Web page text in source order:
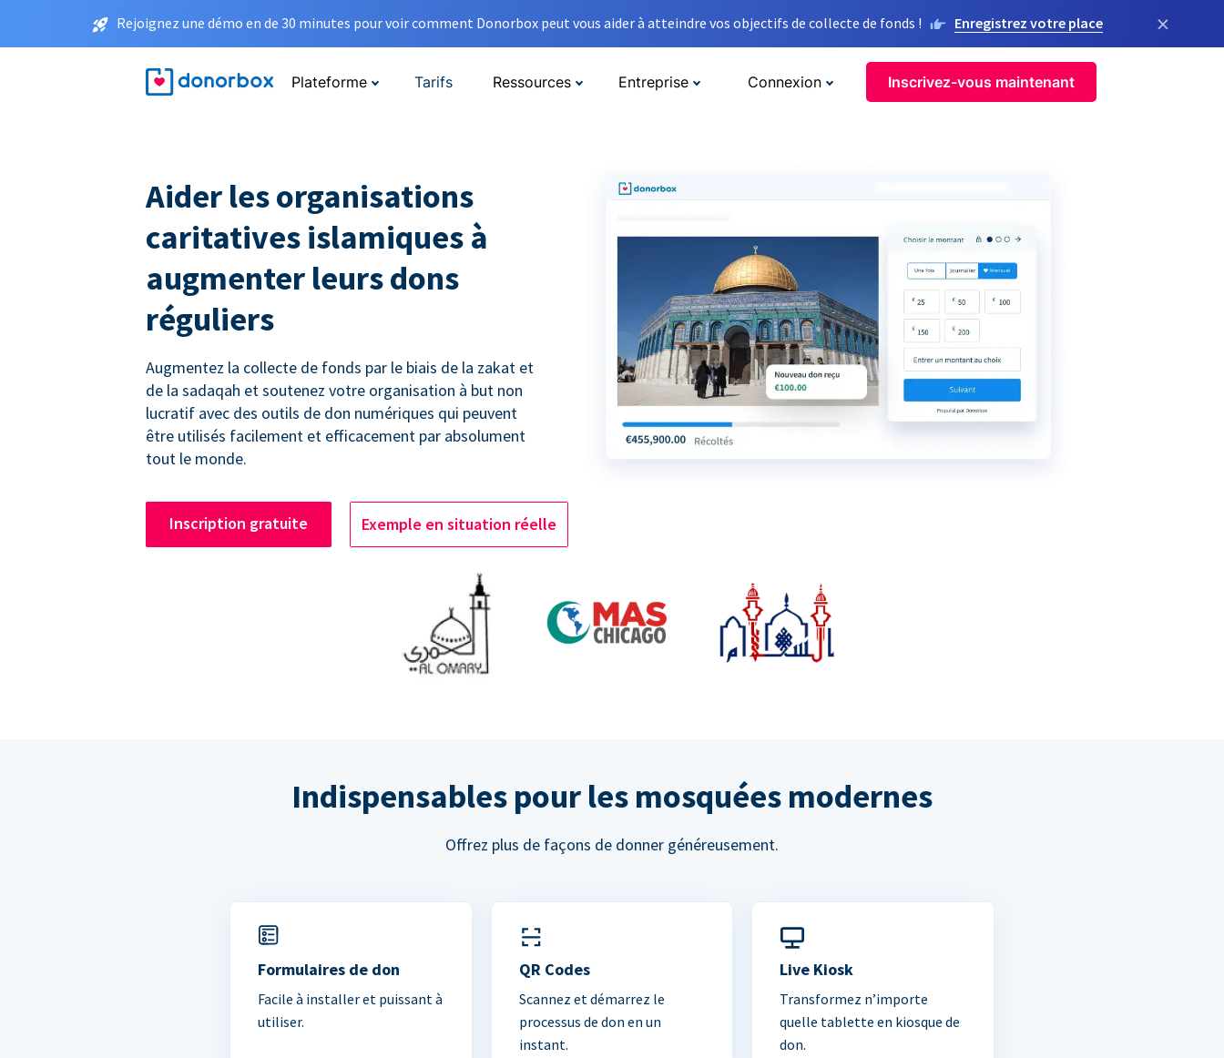
Rejoignez une démo en de 30 minutes pour voir comment Donorbox peut vous aider à atteindre vos objectifs de collecte de fonds ! Enregistrez votre place ×
Plateforme Tarifs Ressources Entreprise Connexion Inscrivez-vous maintenant
Aider les organisations
caritatives islamiques à
augmenter leurs dons
réguliers
Augmentez la collecte de fonds par le biais de la zakat et
de la sadaqah et soutenez votre organisation à but non
lucratif avec des outils de don numériques qui peuvent
être utilisés facilement et efficacement par absolument
tout le monde.
Inscription gratuite Exemple en situation réelle
Indispensables pour les mosquées modernes
Offrez plus de façons de donner généreusement.
Formulaires de don
Facile à installer et puissant à
utiliser.
QR Codes
Scannez et démarrez le
processus de don en un
instant.
Live Kiosk
Transformez n’importe
quelle tablette en kiosque de
don.